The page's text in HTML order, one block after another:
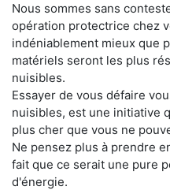
Nous sommes sans
opération protectrice chez
indéniablement mieux que
matériels seront les plus
nuisibles.
Essayer de vous défaire
nuisibles, est une initiative
plus cher que vous ne
Ne pensez plus à prendre
fait que ce serait une pure
d'énergie.